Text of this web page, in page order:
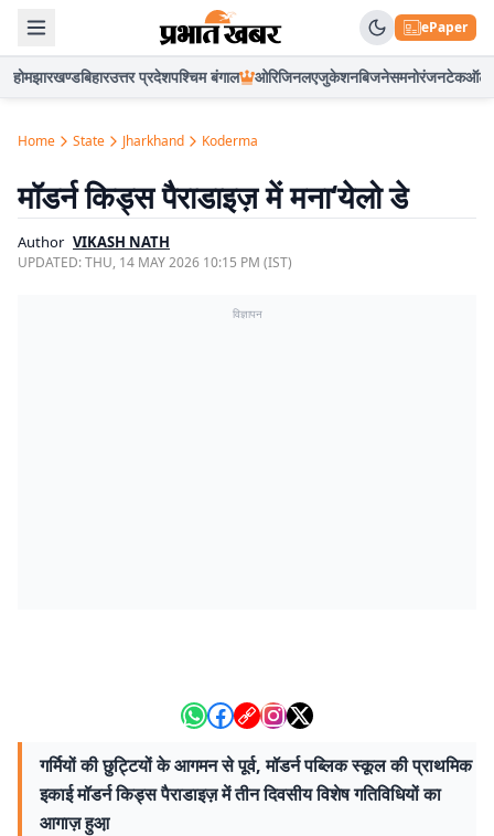
ePaper
होमझारखण्डबिहारउत्तर प्रदेशपश्चिम बंगाल ओरिजिनलएजुकेशनबिजनेसमनोरंजनटेकऑटो
Home State Jharkhand Koderma
मॉडर्न किड्स पैराडाइज़ में मना‘येलो डे
Author VIKASH NATH
UPDATED:THU, 14 MAY 2026 10:15 PM (IST)
विज्ञापन
गर्मियों की छुट्टियों के आगमन से पूर्व, मॉडर्न पब्लिक स्कूल की प्राथमिक
इकाई मॉडर्न किड्स पैराडाइज़ में तीन दिवसीय विशेष गतिविधियों का
आगाज़ हुआ़